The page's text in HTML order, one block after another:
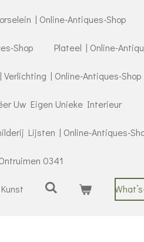
| Online-Antiques-Shop
Shop Plateel | Online-
Verlichting | Online-Antiques-Shop
Uw Eigen Unieke Interieur
Lijsten | Online-Antiques-
0341